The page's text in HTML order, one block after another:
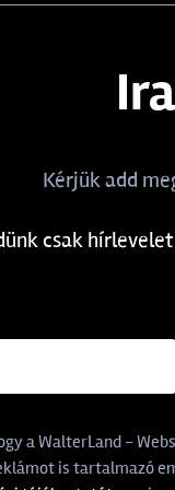
Kérjük add
csak hírlevelet
a WalterLand -
is tartalmazó